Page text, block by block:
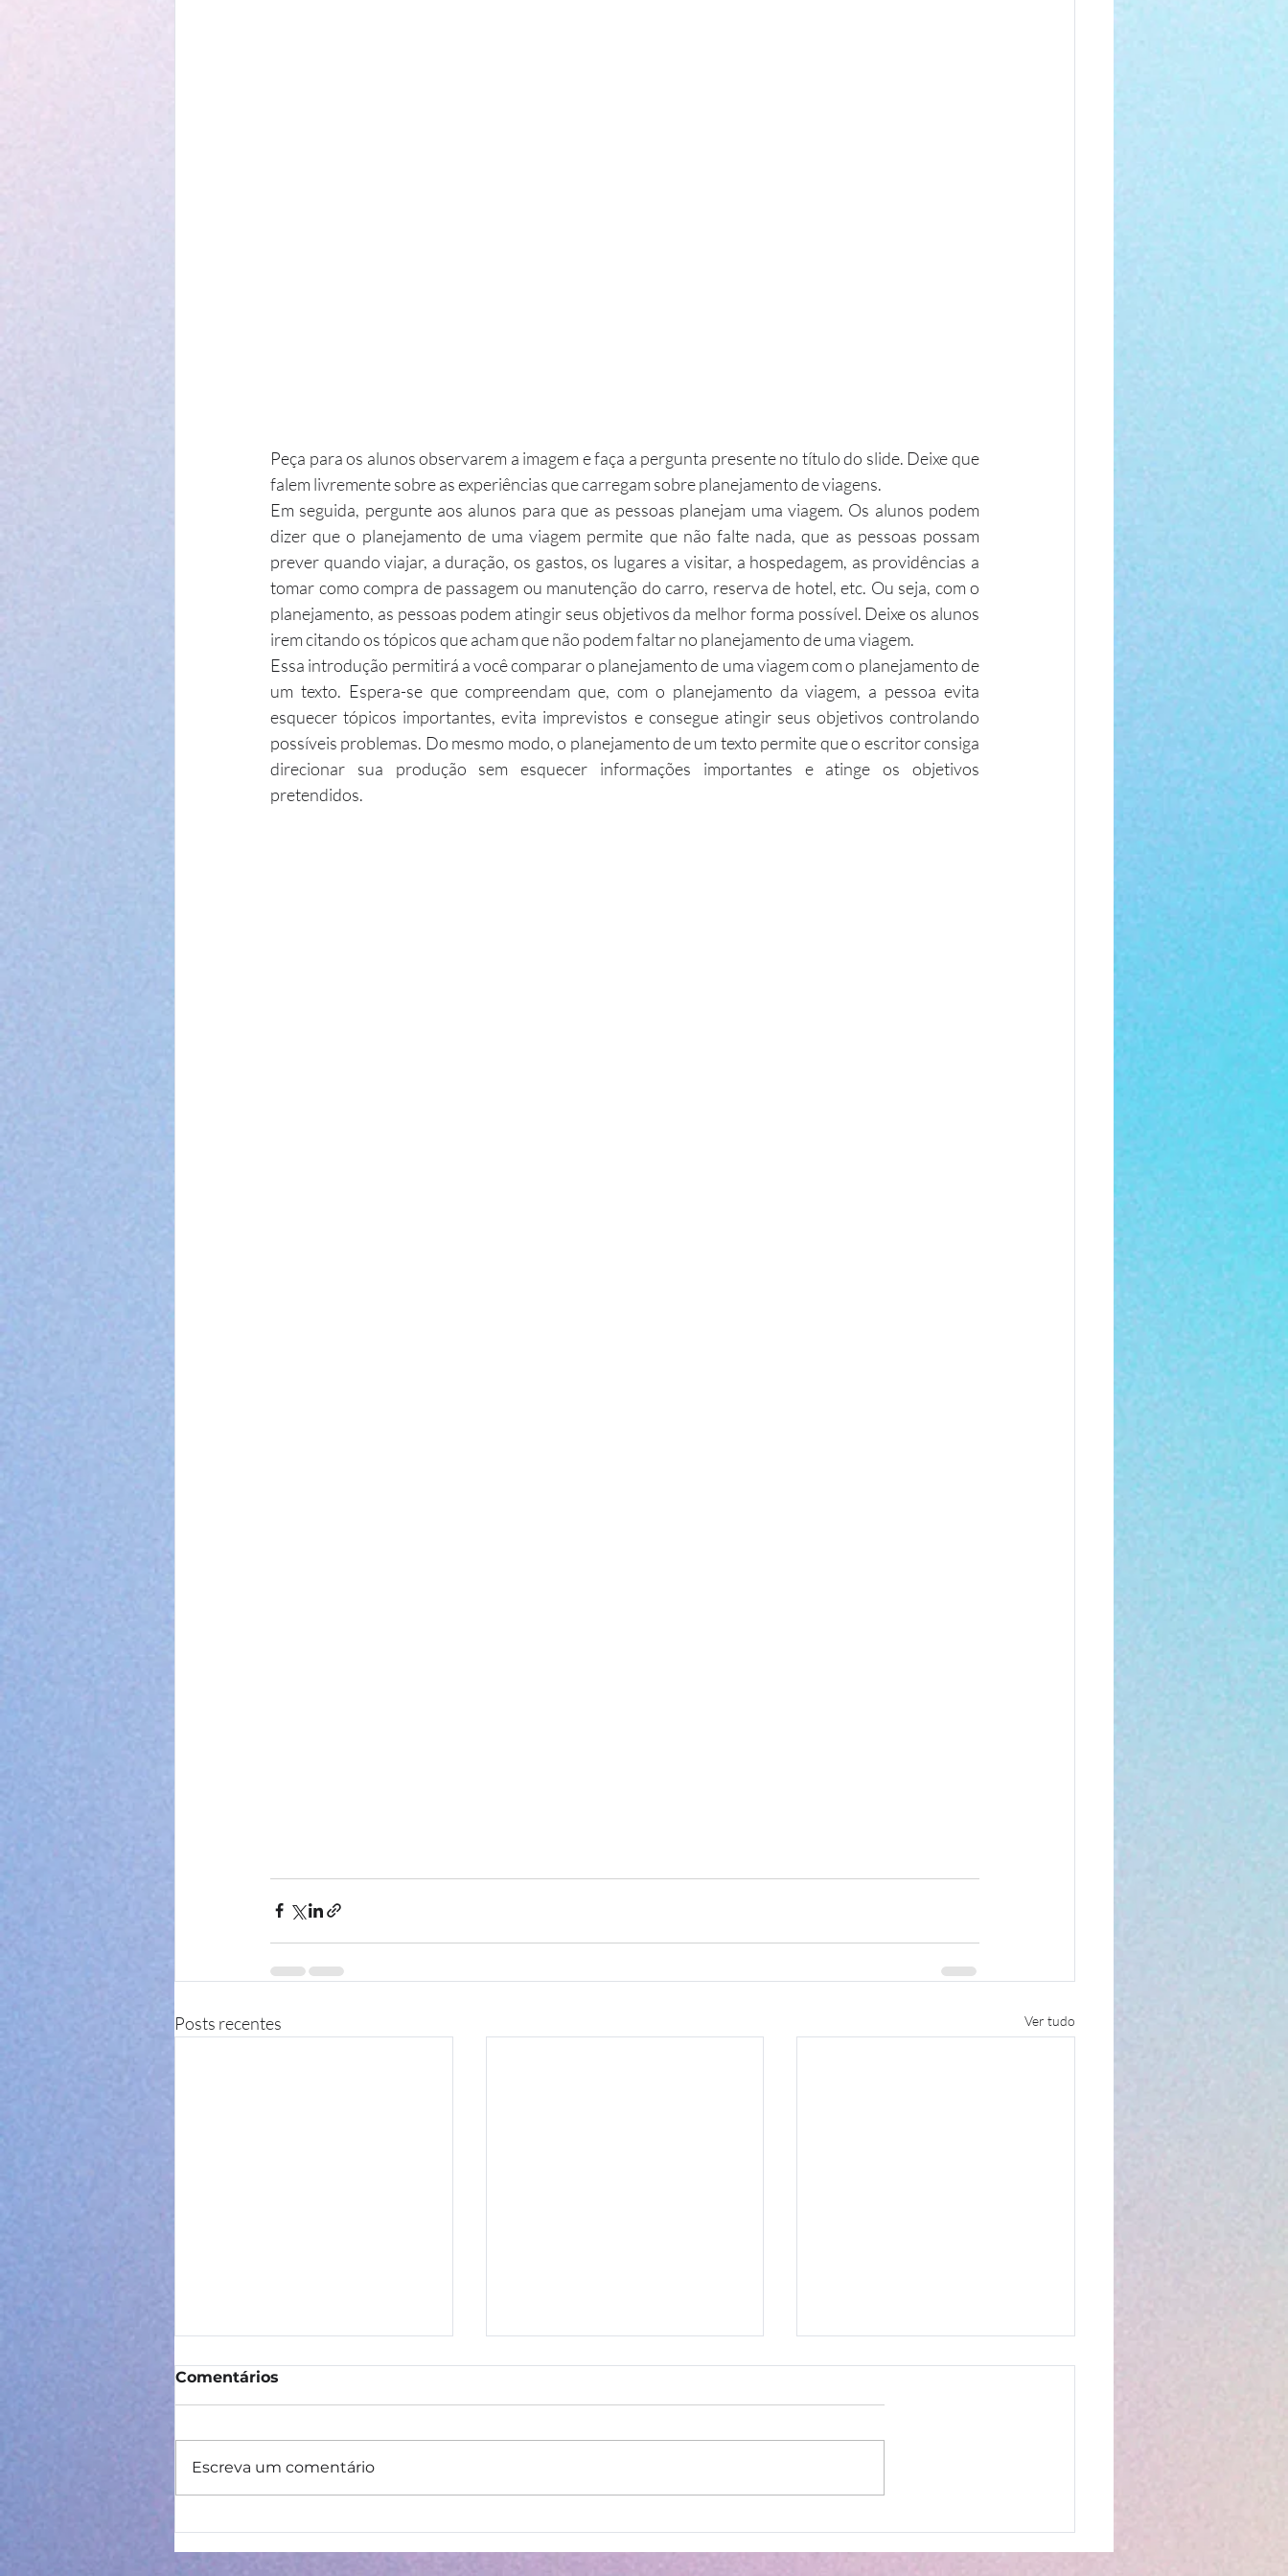
Peça para os alunos observarem a imagem e faça a pergunta presente no título do slide. Deixe que
falem livremente sobre as experiências que carregam sobre planejamento de viagens.
Em seguida, pergunte aos alunos para que as pessoas planejam uma viagem. Os alunos podem
dizer que o planejamento de uma viagem permite que não falte nada, que as pessoas possam
prever quando viajar, a duração, os gastos, os lugares a visitar, a hospedagem, as providências a
tomar como compra de passagem ou manutenção do carro, reserva de hotel, etc. Ou seja, com o
planejamento, as pessoas podem atingir seus objetivos da melhor forma possível. Deixe os alunos
irem citando os tópicos que acham que não podem faltar no planejamento de uma viagem.
Essa introdução permitirá a você comparar o planejamento de uma viagem com o planejamento de
um texto. Espera-se que compreendam que, com o planejamento da viagem, a pessoa evita
esquecer tópicos importantes, evita imprevistos e consegue atingir seus objetivos controlando
possíveis problemas. Do mesmo modo, o planejamento de um texto permite que o escritor consiga
direcionar sua produção sem esquecer informações importantes e atinge os objetivos
pretendidos.
Posts recentes Ver tudo
Adventista do PAAEB
Avaliação por Fórum
Comentários
Escreva um comentário